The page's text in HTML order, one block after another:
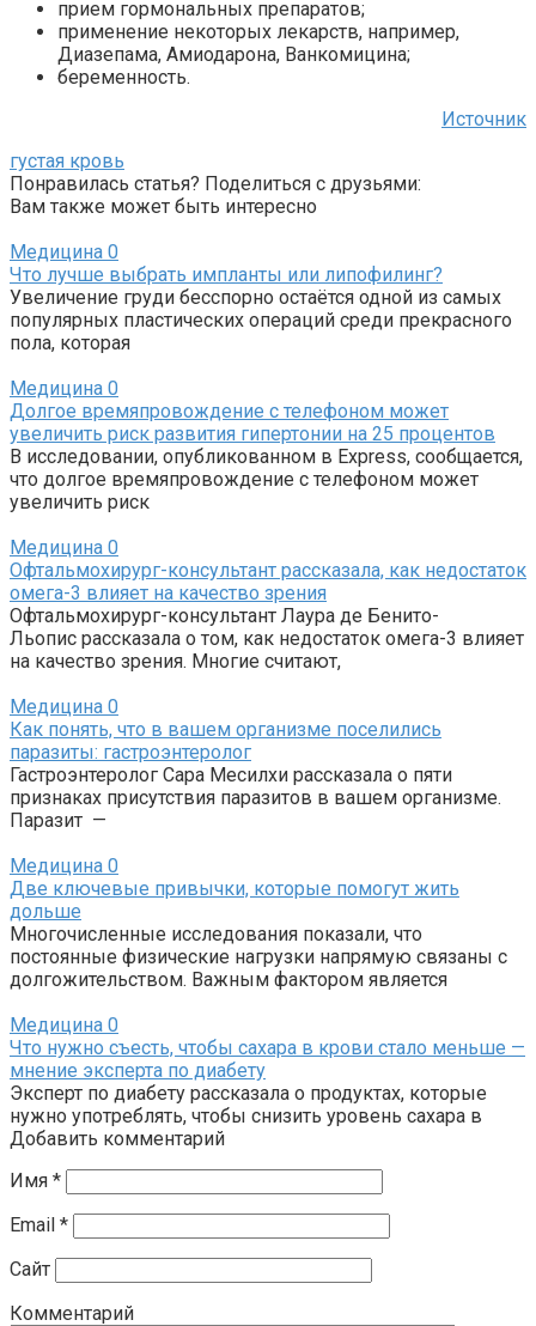
прием гормональных препаратов;
применение некоторых лекарств, например,
Диазепама, Амиодарона, Ванкомицина;
беременность.
Источник
густая кровь
Понравилась статья? Поделиться с друзьями:
Вам также может быть интересно
Медицина 0
Что лучше выбрать импланты или липофилинг?
Увеличение груди бесспорно остаётся одной из самых
популярных пластических операций среди прекрасного
пола, которая
Медицина 0
Долгое времяпровождение с телефоном может
увеличить риск развития гипертонии на 25 процентов
В исследовании, опубликованном в Express, сообщается,
что долгое времяпровождение с телефоном может
увеличить риск
Медицина 0
Офтальмохирург-консультант рассказала, как недостаток
омега-3 влияет на качество зрения
Офтальмохирург-консультант Лаура де Бенито-
Льопис рассказала о том, как недостаток омега-3 влияет
на качество зрения. Многие считают,
Медицина 0
Как понять, что в вашем организме поселились
паразиты: гастроэнтеролог
Гастроэнтеролог Сара Месилхи рассказала о пяти
признаках присутствия паразитов в вашем организме.
Паразит —
Медицина 0
Две ключевые привычки, которые помогут жить
дольше
Многочисленные исследования показали, что
постоянные физические нагрузки напрямую связаны с
долгожительством. Важным фактором является
Медицина 0
Что нужно съесть, чтобы сахара в крови стало меньше —
мнение эксперта по диабету
Эксперт по диабету рассказала о продуктах, которые
нужно употреблять, чтобы снизить уровень сахара в
Добавить комментарий
Имя *
Email *
Сайт
Комментарий